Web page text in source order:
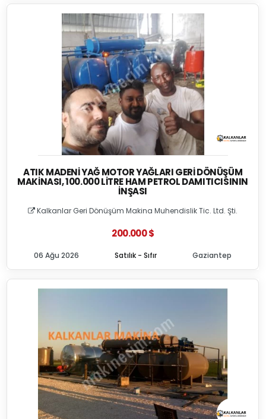
ATIK MADENI YAĞ MOTOR YAĞLARI GERI DÖNÜŞÜM
MAKINASI, 100.000 LITRE HAM PETROL DAMITICISININ
İNŞASI
Kalkanlar Geri Dönüşüm Makina Muhendislik Tic. Ltd. Şti.
200.000 $
Satılık - Sıfır
06 Ağu 2026 Gaziantep